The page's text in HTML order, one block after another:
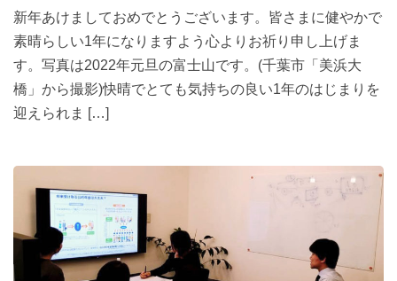
新年あけましておめでとうございます。皆さまに健やかで
素晴らしい1年になりますよう心よりお祈り申し上げま
す。写真は2022年元旦の富士山です。(千葉市「美浜大
橋」から撮影)快晴でとても気持ちの良い1年のはじまりを
迎えられま […]